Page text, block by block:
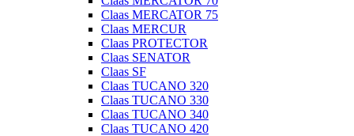
Claas MERCATOR 75
Claas MERCUR
Claas PROTECTOR
Claas SENATOR
Claas SF
Claas TUCANO 320
Claas TUCANO 330
Claas TUCANO 340
Claas TUCANO 420